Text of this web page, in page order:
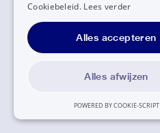
Cookiebeleid. Lees verder
Alles accepteren
Alles afwijzen
POWERED BY COOKIE-SCRIPT